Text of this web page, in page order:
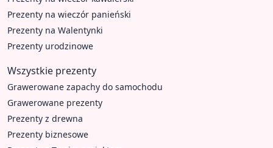
Prezenty na wieczór panieński
Prezenty na Walentynki
Prezenty urodzinowe
Wszystkie prezenty
Grawerowane zapachy do samochodu
Grawerowane prezenty
Prezenty z drewna
Prezenty biznesowe